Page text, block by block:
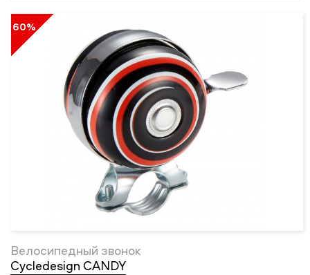
60%
Велосипедный звонок
Cycledesign CANDY